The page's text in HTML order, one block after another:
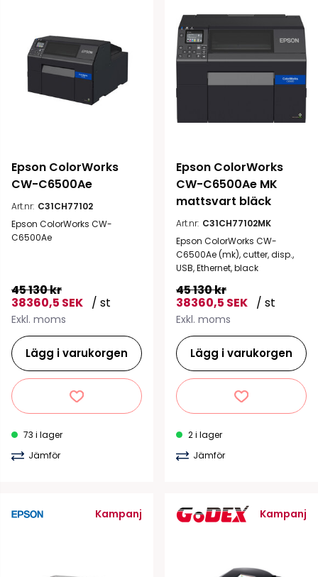
Epson ColorWorks
CW-C6500Ae
Art.nr: C31CH77102
Epson ColorWorks CW-
C6500Ae
45 130 kr
38360,5 SEK / st
Exkl. moms
Lägg i varukorgen
73 i lager
Jämför
Epson ColorWorks
CW-C6500Ae MK
mattsvart bläck
Art.nr: C31CH77102MK
Epson ColorWorks CW-
C6500Ae (mk), cutter, disp.,
USB, Ethernet, black
45 130 kr
38360,5 SEK / st
Exkl. moms
Lägg i varukorgen
2 i lager
Jämför
Kampanj Kampanj